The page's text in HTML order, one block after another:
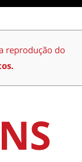
reprodução do